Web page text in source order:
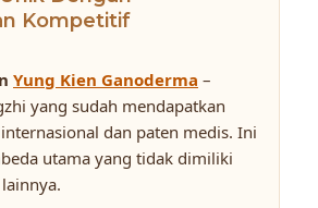
Kompetitif
Yung Kien Ganoderma –
yang sudah mendapatkan
dan paten medis. Ini
utama yang tidak dimiliki